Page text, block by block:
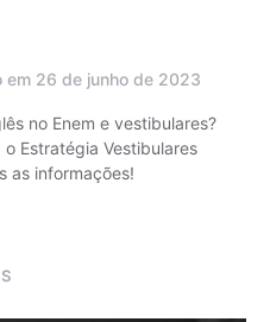
em 26 de junho de 2023
no Enem e vestibulares?
Estratégia Vestibulares
as informações!